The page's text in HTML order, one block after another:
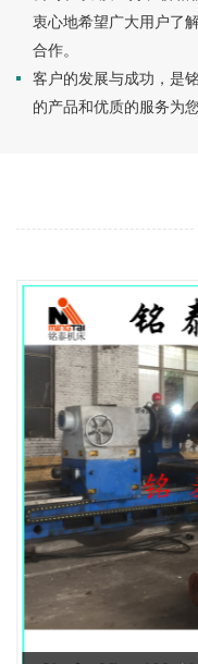
衷心地希望广大用户了
合作。
客户的发展与成功，是
的产品和优质的服务为